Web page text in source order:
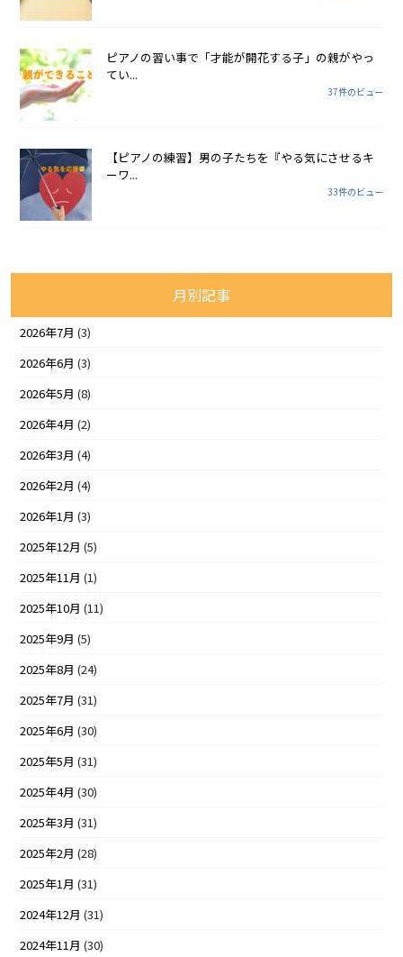
ピアノの習い事で「才能が開花する子」の親がやっ
てい...
37件のビュー
【ピアノの練習】男の子たちを『やる気にさせるキ
ーワ...
33件のビュー
月別記事
2026年7月 (3)
2026年6月 (3)
2026年5月 (8)
2026年4月 (2)
2026年3月 (4)
2026年2月 (4)
2026年1月 (3)
2025年12月 (5)
2025年11月 (1)
2025年10月 (11)
2025年9月 (5)
2025年8月 (24)
2025年7月 (31)
2025年6月 (30)
2025年5月 (31)
2025年4月 (30)
2025年3月 (31)
2025年2月 (28)
2025年1月 (31)
2024年12月 (31)
2024年11月 (30)